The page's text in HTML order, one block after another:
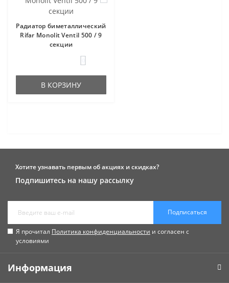
Радиатор биметаллический
Rifar Monolit Ventil 500 / 9
секции
В КОРЗИНУ
Хотите узнавать первым об акциях и скидках?
Подпишитесь на нашу рассылку
Подписаться
Я прочитал Политика конфиденциальности и согласен с
условиями
Информация